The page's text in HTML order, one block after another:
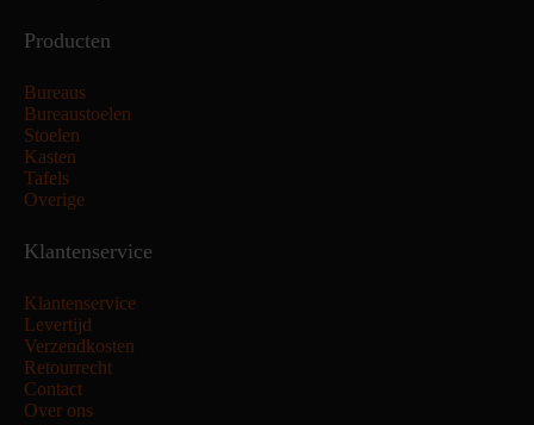
Producten
Bureaus
Bureaustoelen
Stoelen
Kasten
Tafels
Overige
Klantenservice
Klantenservice
Levertijd
Verzendkosten
Retourrecht
Contact
Over ons